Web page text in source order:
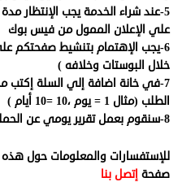
علي الإعلان الممول من فيس بوك
6-يجب الإهتمام بتنشيط
خلال البوستات وخلافه )
7-في خانة اضافة إلي السلة إكتب
الطلب (مثال 1 = يوم ،10 =10 أيام )
8-سنقوم بعمل تقرير يومي عن الحملة وإطلاعكم عليه
للإستفسارات والمعلومات حول هذه
صفحة إتصل بنا